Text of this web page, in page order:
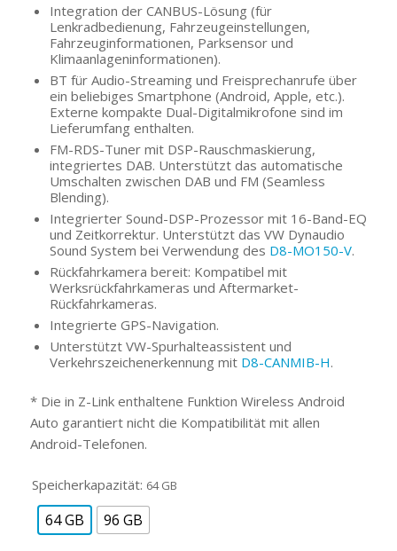
Integration der CANBUS-Lösung (für
Lenkradbedienung, Fahrzeugeinstellungen,
Fahrzeuginformationen, Parksensor und
Klimaanlageninformationen).
BT für Audio-Streaming und Freisprechanrufe über
ein beliebiges Smartphone (Android, Apple, etc.).
Externe kompakte Dual-Digitalmikrofone sind im
Lieferumfang enthalten.
FM-RDS-Tuner mit DSP-Rauschmaskierung,
integriertes DAB. Unterstützt das automatische
Umschalten zwischen DAB und FM (Seamless
Blending).
Integrierter Sound-DSP-Prozessor mit 16-Band-EQ
und Zeitkorrektur. Unterstützt das VW Dynaudio
Sound System bei Verwendung des D8-MO150-V.
Rückfahrkamera bereit: Kompatibel mit
Werksrückfahrkameras und Aftermarket-
Rückfahrkameras.
Integrierte GPS-Navigation.
Unterstützt VW-Spurhalteassistent und
Verkehrszeichenerkennung mit D8-CANMIB-H.
* Die in Z-Link enthaltene Funktion Wireless Android
Auto garantiert nicht die Kompatibilität mit allen
Android-Telefonen.
Speicherkapazität: 64 GB
64 GB 96 GB